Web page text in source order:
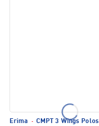
Erima · CMPT 3 Wings